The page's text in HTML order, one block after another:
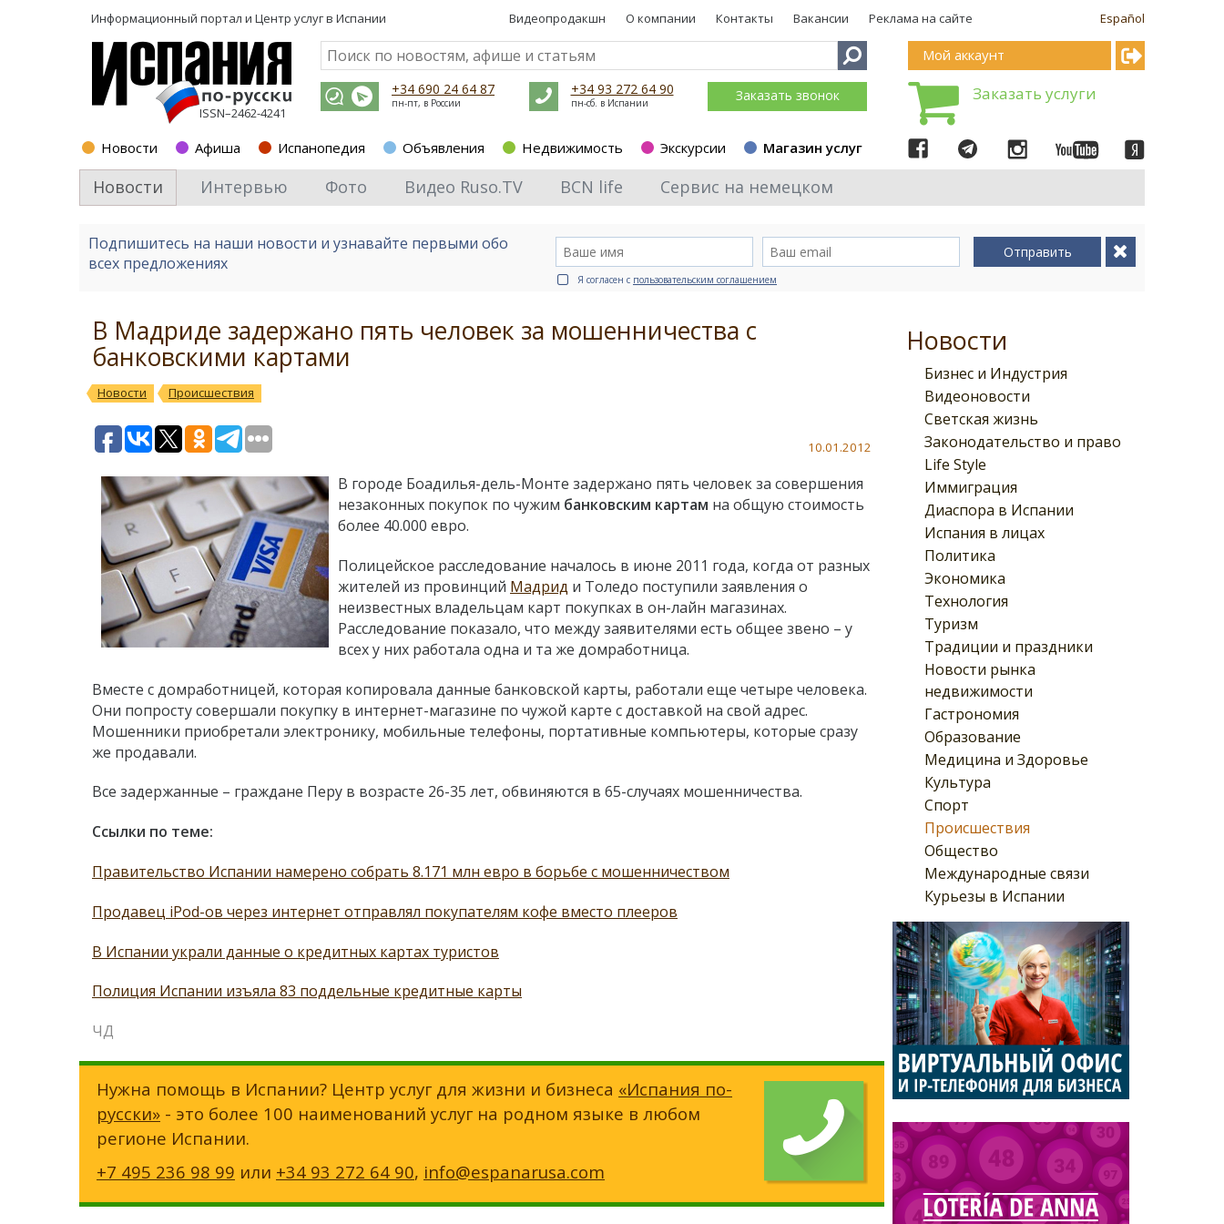
Информационный портал и Центр услуг в Испании Español
Видеопродакшн О компании Контакты Вакансии Реклама на сайте
ISSN–2462-4241
+34 690 24 64 87
пн-пт, в России
+34 93 272 64 90
пн-сб. в Испании Заказать звонок
Новости Афиша Испанопедия Объявления Недвижимость Экскурсии Магазин услуг
Мой аккаунт
Заказать услуги
Новости Интервью Фото Видео Ruso.TV BCN life Сервис на немецком
Подпишитесь на наши новости и узнавайте первыми обо
всех предложениях
Отправить
Я согласен с пользовательским соглашением
Новости
Бизнес и Индустрия
Видеоновости
Светская жизнь
Законодательство и право
Life Style
Иммиграция
Диаспора в Испании
Испания в лицах
Политика
Экономика
Технология
Туризм
Традиции и праздники
Новости рынка
недвижимости
Гастрономия
Образование
Медицина и Здоровье
Культура
Спорт
Происшествия
Общество
Международные связи
Курьезы в Испании
В Мадриде задержано пять человек за мошенничества с
банковскими картами
Новости Происшествия
10.01.2012
В городе Боадилья-дель-Монте задержано пять человек за совершения
незаконных покупок по чужим банковским картам на общую стоимость
более 40.000 евро.
Полицейское расследование началось в июне 2011 года, когда от разных
жителей из провинций Мадрид и Толедо поступили заявления о
неизвестных владельцам карт покупках в он-лайн магазинах.
Расследование показало, что между заявителями есть общее звено – у
всех у них работала одна и та же домработница.
Вместе с домработницей, которая копировала данные банковской карты, работали еще четыре человека.
Они попросту совершали покупку в интернет-магазине по чужой карте с доставкой на свой адрес.
Мошенники приобретали электронику, мобильные телефоны, портативные компьютеры, которые сразу
же продавали.
Все задержанные – граждане Перу в возрасте 26-35 лет, обвиняются в 65-случаях мошенничества.
Ссылки по теме:
Правительство Испании намерено собрать 8.171 млн евро в борьбе с мошенничеством
Продавец iPod-ов через интернет отправлял покупателям кофе вместо плееров
В Испании украли данные о кредитных картах туристов
Полиция Испании изъяла 83 поддельные кредитные карты
ЧД
Нужна помощь в Испании? Центр услуг для жизни и бизнеса «Испания по-
русски» - это более 100 наименований услуг на родном языке в любом
регионе Испании.
+7 495 236 98 99 или +34 93 272 64 90, info@espanarusa.com